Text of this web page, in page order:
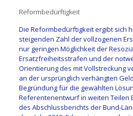
Reformbedürftigkeit
Die Reformbedürftigkeit ergibt sich
steigenden Zahl der vollzogenen
nur geringen Möglichkeit der
Ersatzfreiheitsstrafen und der
Orientierung des mit Vollstreckung
an der ursprünglich verhängten
Begründung für die gewählten
Referentenentwurf in weiten Teilen
des Abschlussberichts der Bund-